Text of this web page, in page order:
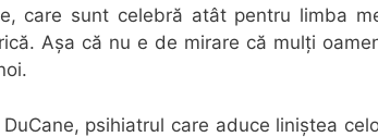
care sunt celebră atât pentru limba
Așa că nu e de mirare că mulți
DuCane, psihiatrul care aduce liniștea